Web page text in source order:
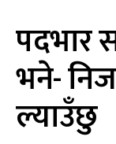
पदभार
भने-
ल्याउँछु